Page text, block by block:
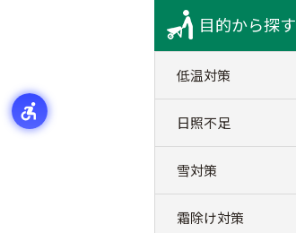
目的から探す
低温対策
日照不足
雪対策
霜除け対策